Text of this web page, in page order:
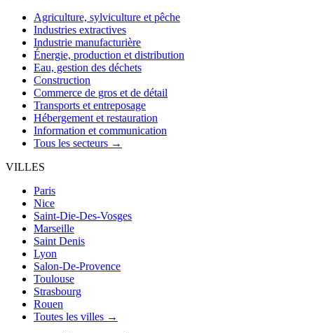
Agriculture, sylviculture et pêche
Industries extractives
Industrie manufacturière
Énergie, production et distribution
Eau, gestion des déchets
Construction
Commerce de gros et de détail
Transports et entreposage
Hébergement et restauration
Information et communication
Tous les secteurs →
VILLES
Paris
Nice
Saint-Die-Des-Vosges
Marseille
Saint Denis
Lyon
Salon-De-Provence
Toulouse
Strasbourg
Rouen
Toutes les villes →